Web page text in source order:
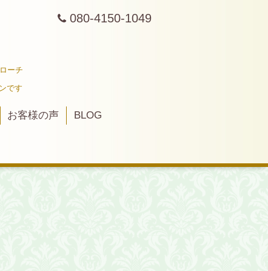
080-4150-1049
ーチ
です
お客様の声
BLOG